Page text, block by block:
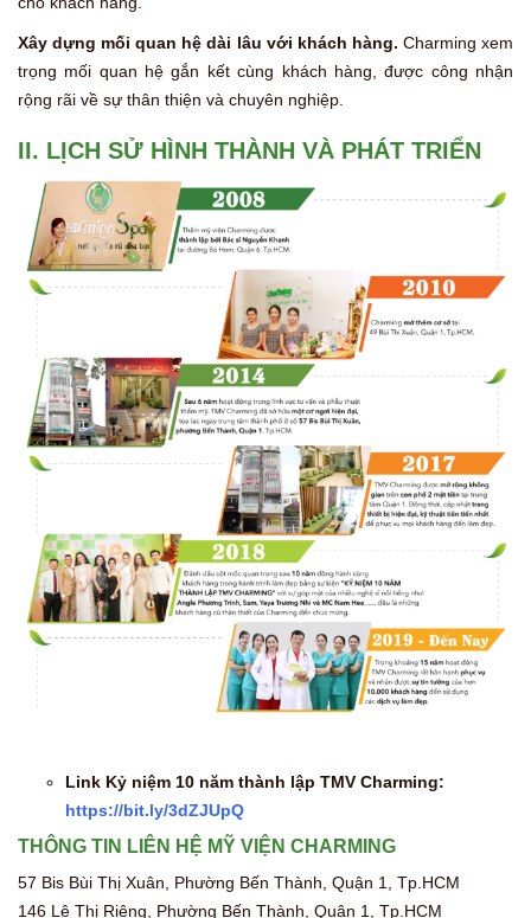
Xây dựng mối quan hệ dài lâu với khách hàng. Charming xem
trọng mối quan hệ gắn kết cùng khách hàng, được công nhận
rộng rãi về sự thân thiện và chuyên nghiệp.
II. LỊCH SỬ HÌNH THÀNH VÀ PHÁT TRIỂN
Link Kỷ niệm 10 năm thành lập TMV Charming:
https://bit.ly/3dZJUpQ
THÔNG TIN LIÊN HỆ MỸ VIỆN CHARMING
57 Bis Bùi Thị Xuân, Phường Bến Thành, Quận 1, Tp.HCM
146 Lê Thị Riêng, Phường Bến Thành, Quận 1, Tp.HCM